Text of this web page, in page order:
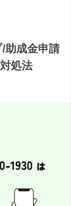
助成金申請
処法